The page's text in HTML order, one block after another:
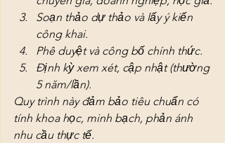
Soạn thảo dự thảo và lấy ý kiến
công khai.
Phê duyệt và công bố chính thức.
Định kỳ xem xét, cập nhật (thường
5 năm/lần).
Quy trình này đảm bảo tiêu chuẩn có
tính khoa học, minh bạch, phản ánh
nhu cầu thực tế.